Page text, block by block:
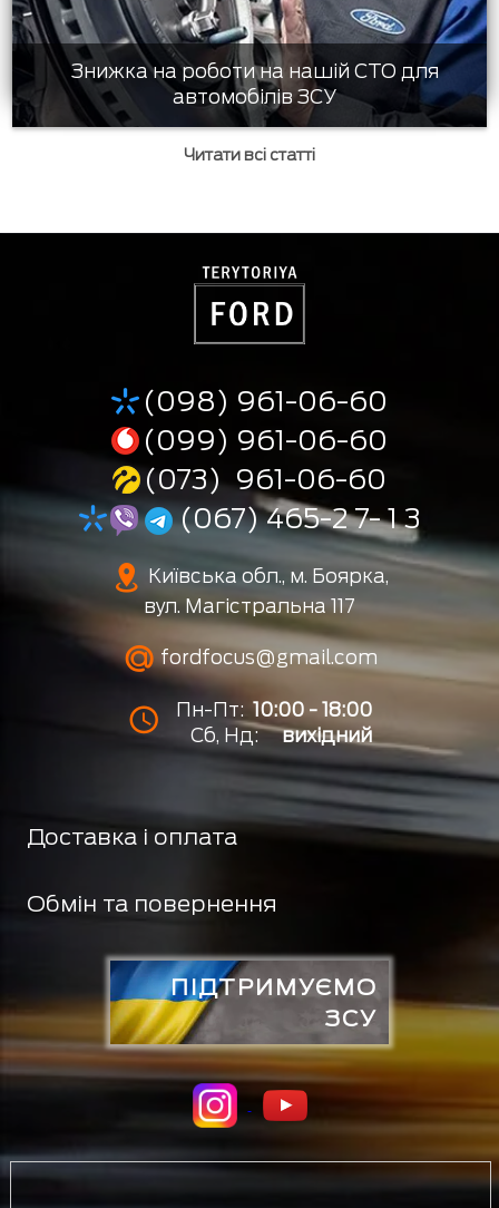
Знижка на роботи на нашій СТО для
автомобілів ЗСУ
Читати всі статті
(098) 961-06-60
(099) 961-06-60
(073) 961-06-60
(067) 465-2 7- 1 3
Київська обл., м. Боярка,
вул. Магістральна 117
fordfocus@gmail.com
Пн-Пт: 10:00 - 18:00
Сб, Нд:
вихідний
Доставка і оплата
Обмін та повернення
ПІДТРИМУЄМО
ЗСУ